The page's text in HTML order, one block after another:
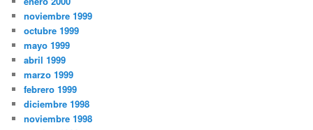
noviembre 1999
octubre 1999
mayo 1999
abril 1999
marzo 1999
febrero 1999
diciembre 1998
noviembre 1998